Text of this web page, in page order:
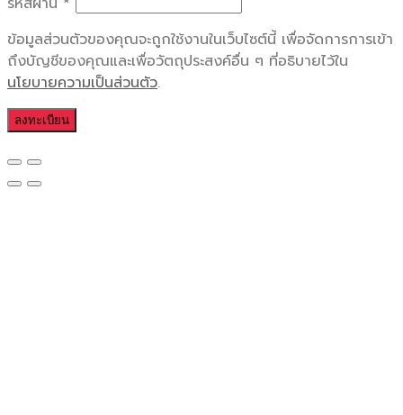
ข้อมูลส่วนตัวของคุณจะถูกใช้งานในเว็บไซต์นี้ เพื่อจัดการการเข้า
ถึงบัญชีของคุณและเพื่อวัตถุประสงค์อื่น ๆ ที่อธิบายไว้ใน
นโยบายความเป็นส่วนตัว.
ลงทะเบียน